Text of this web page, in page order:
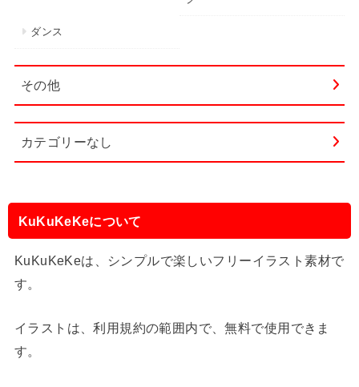
ダンス
その他
カテゴリーなし
KuKuKeKeについて
KuKuKeKeは、シンプルで楽しいフリーイラスト素材で
す。
イラストは、利用規約の範囲内で、無料で使用できま
す。